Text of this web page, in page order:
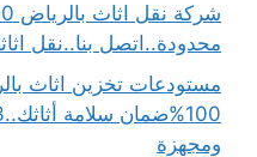
محدودة..اتصل بنا..نقل اثاثك بـ 300
مستودعات تخزين اثاث
ومجهزة